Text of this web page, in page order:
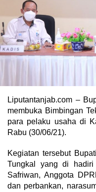
Liputantanjab.com –
membuka Bimbingan
para pelaku usaha di
Rabu (30/06/21).
Kegiatan tersebut
Tungkal yang di
Safriwan, Anggota
dan perbankan,